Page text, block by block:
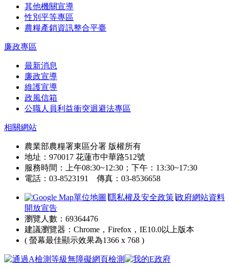
其他機關宣導
性別平等專區
農糧產銷資訊整合平臺
廉政專區
最新消息
廉政宣導
維護宣導
政風信箱
公職人員利益衝突迴避法專區
相關網站
農業部農糧署東區分署 版權所有
地址：970017 花蓮市中華路512號
服務時間：上午08:30~12:30；下午：13:30~17:30
電話：03-8523191 傳真：03-8536658
單位地圖 隱私權及安全政策 政府網站資料
開放宣告
瀏覽人數：69364476
建議瀏覽器：Chrome，Firefox，IE10.0以上版本
( 螢幕最佳顯示效果為1366 x 768 )